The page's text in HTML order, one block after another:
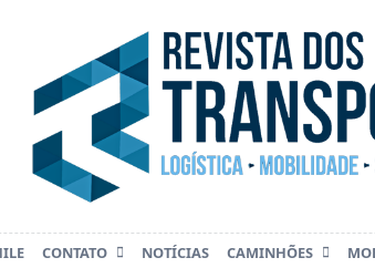
CONTATO NOTÍCIAS CAMINHÕES